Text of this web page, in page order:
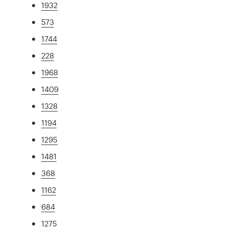
1932
573
1744
228
1968
1409
1328
1194
1295
1481
368
1162
684
1275